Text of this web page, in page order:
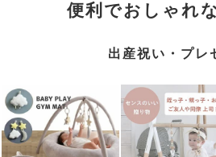
便利でおしゃれ
出産祝い・プレ